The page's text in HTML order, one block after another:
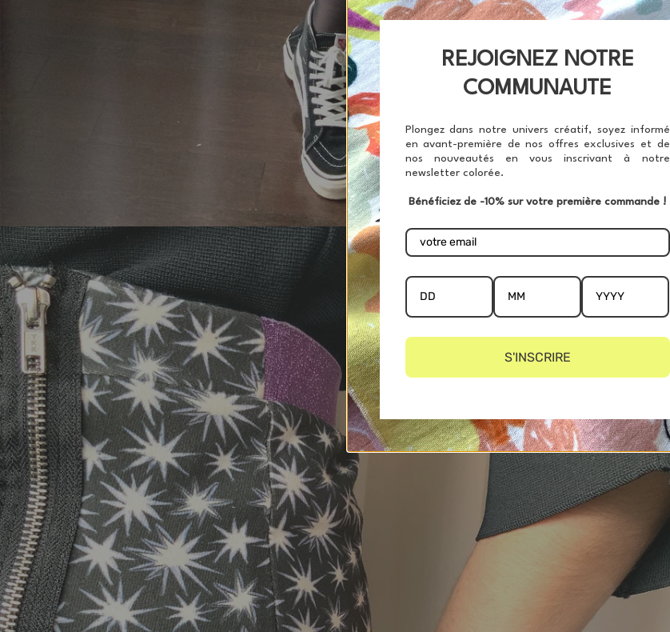
REJOIGNEZ NOTRE
COMMUNAUTE
Plongez dans notre univers créatif, soyez informé
en avant-première de nos offres exclusives et de
nos nouveautés en vous inscrivant à notre
newsletter colorée.
Bénéficiez de -10% sur votre première commande !
S'INSCRIRE